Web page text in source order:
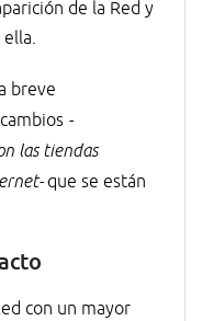
de la Red y
breve
-
las tiendas
que se están
con un mayor